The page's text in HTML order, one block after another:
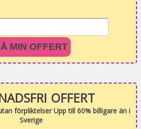
MIN OFFERT
OFFERT
förpliktelser Upp till 60% billigare än i
Sverige